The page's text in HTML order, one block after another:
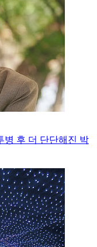
병 후 더 단단해진 박